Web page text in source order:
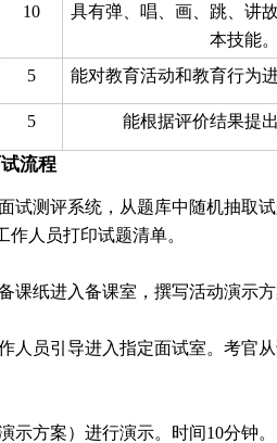
10
具有弹、唱、画、跳、讲
本技能。
5 能对教育活动和教育行为
5 能根据评价结果提
流程
试测评系统，从题库中随机抽取
人员打印试题清单。
课纸进入备课室，撰写活动演示方
人员引导进入指定面试室。考官
示方案）进行演示。时间10分钟。